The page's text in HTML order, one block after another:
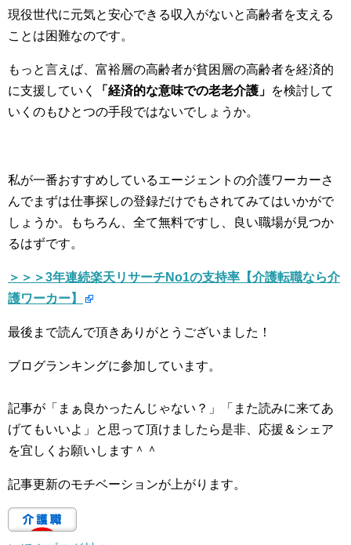
現役世代に元気と安心できる収入がないと高齢者を支える
ことは困難なのです。
もっと言えば、富裕層の高齢者が貧困層の高齢者を経済的
に支援していく
「経済的な意味での老老介護」 を検討して
いくのもひとつの手段ではないでしょうか。
私が一番おすすめしているエージェントの介護ワーカーさ
んでまずは仕事探しの登録だけでもされてみてはいかがで
しょうか。もちろん、全て無料ですし、良い職場が見つか
るはずです。
＞＞＞3年連続楽天リサーチNo1の支持率【介護転職なら介
護ワーカー】
最後まで読んで頂きありがとうございました！
ブログランキングに参加しています。
記事が「まぁ良かったんじゃない？」「また読みに来てあ
げてもいいよ」と思って頂けましたら是非、応援＆シェア
を宜しくお願いします＾＾
記事更新のモチベーションが上がります。